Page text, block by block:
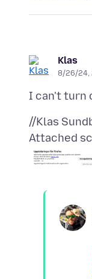
Klas
8/26/24,
Attached